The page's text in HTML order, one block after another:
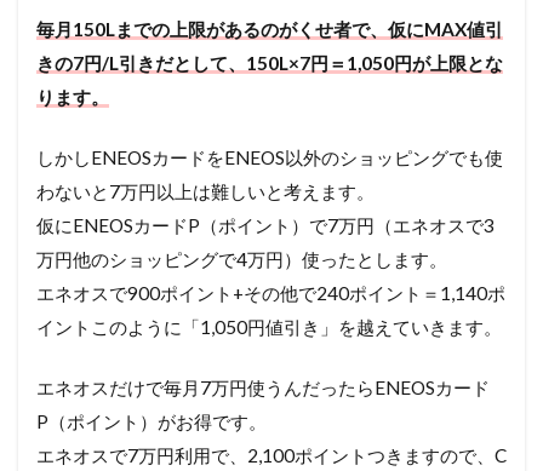
毎月150Lまでの上限があるのがくせ者で、仮にMAX値引
きの7円/L引きだとして、150L×7円＝1,050円が上限とな
ります。
しかしENEOSカードをENEOS以外のショッピングでも使
わないと7万円以上は難しいと考えます。
仮にENEOSカードP（ポイント）で7万円（エネオスで3
万円他のショッピングで4万円）使ったとします。
エネオスで900ポイント+その他で240ポイント＝1,140ポ
イントこのように「1,050円値引き」を越えていきます。
エネオスだけで毎月7万円使うんだったらENEOSカード
P（ポイント）がお得です。
エネオスで7万円利用で、2,100ポイントつきますので、C